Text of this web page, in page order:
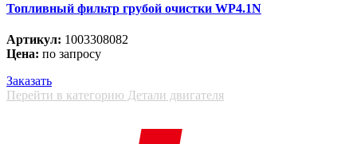
Топливный фильтр грубой очистки WP4.1N
Артикул: 1003308082
Цена: по запросу
Заказать
Перейти в категорию Детали двигателя